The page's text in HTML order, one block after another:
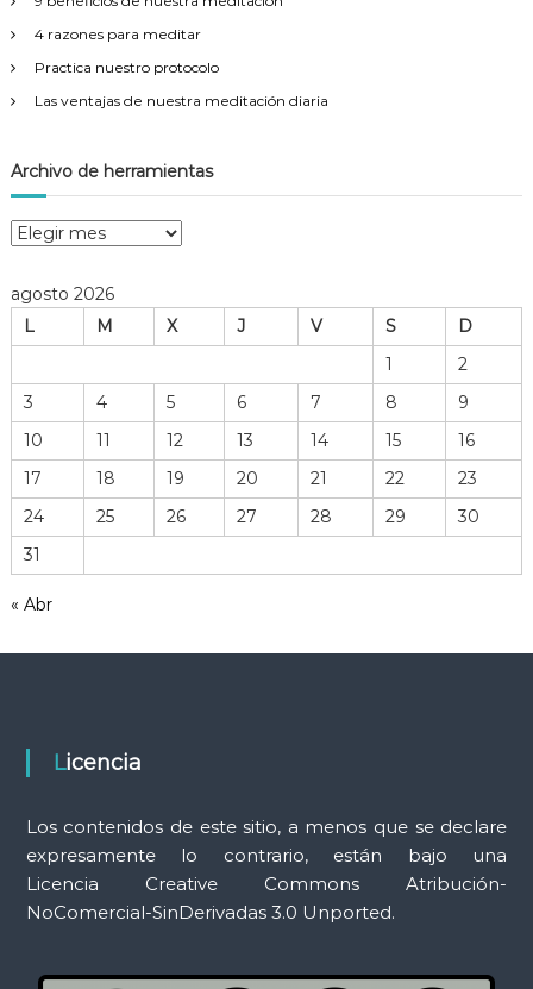
4 razones para meditar
Practica nuestro protocolo
Las ventajas de nuestra meditación diaria
Archivo de herramientas
A
h
o
h
r
r
m
i
n
agosto 2026
L
M X J V S
D
1
2
3
4 5 6 7 8
9
10
11 12 13 14 15
16
17
18 19 20 21 22
23
24
25 26 27 28 29
30
31
« Abr
Licencia
Los contenidos de este sitio, a menos que se declare
expresamente lo contrario, están bajo una
Licencia Creative Commons Atribución-
NoComercial-SinDerivadas 3.0 Unported.